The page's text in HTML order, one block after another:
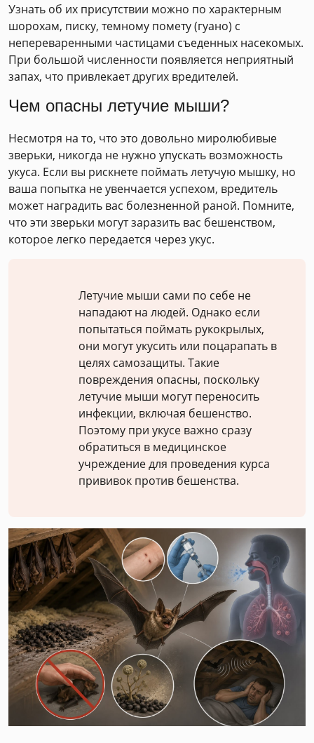
Узнать об их присутствии можно по характерным
шорохам, писку, темному помету (гуано) с
непереваренными частицами съеденных насекомых.
При большой численности появляется неприятный
запах, что привлекает других вредителей.
Чем опасны летучие мыши?
Несмотря на то, что это довольно миролюбивые
зверьки, никогда не нужно упускать возможность
укуса. Если вы рискнете поймать летучую мышку, но
ваша попытка не увенчается успехом, вредитель
может наградить вас болезненной раной. Помните,
что эти зверьки могут заразить вас бешенством,
которое легко передается через укус.
Летучие мыши сами по себе не
нападают на людей. Однако если
попытаться поймать рукокрылых,
они могут укусить или поцарапать в
целях самозащиты. Такие
повреждения опасны, поскольку
летучие мыши могут переносить
инфекции, включая бешенство.
Поэтому при укусе важно сразу
обратиться в медицинское
учреждение для проведения курса
прививок против бешенства.